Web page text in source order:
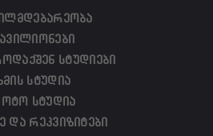
სტუდიები
სტუდია
სტუდია
და რეკვიზიტები